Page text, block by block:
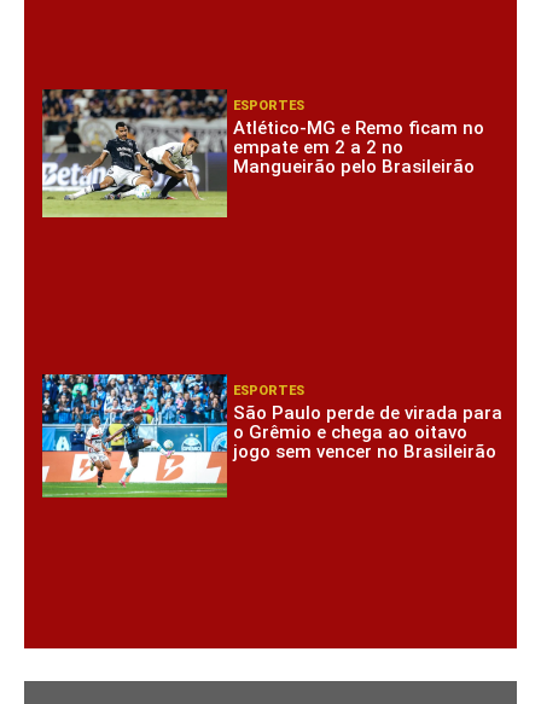
ESPORTES
Atlético-MG e Remo ficam no
empate em 2 a 2 no
Mangueirão pelo Brasileirão
ESPORTES
São Paulo perde de virada para
o Grêmio e chega ao oitavo
jogo sem vencer no Brasileirão